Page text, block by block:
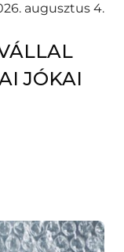
augusztus 4.
JÓKAI